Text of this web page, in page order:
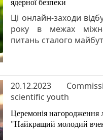
Ці онлайн-заходи
року в межах
питань сталого
20.12.2023
scientific youth
Церемонія нагородження
"Найкращий молодий